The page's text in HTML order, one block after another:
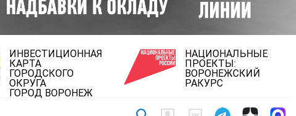
ИНВЕСТИЦИОННАЯ
КАРТА
ГОРОДСКОГО
ОКРУГА
ГОРОД ВОРОНЕЖ
НАЦИОНАЛЬНЫЕ
ПРОЕКТЫ:
ВОРОНЕЖСКИЙ
РАКУРС